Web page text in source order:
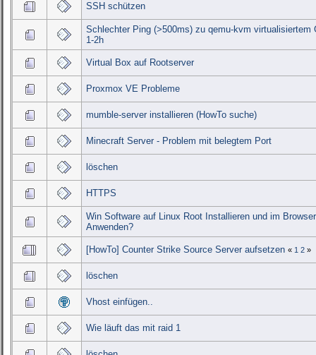
SSH schützen
Schlechter Ping (>500ms) zu qemu-kvm virtualisiertem
1-2h
Virtual Box auf Rootserver
Proxmox VE Probleme
mumble-server installieren (HowTo suche)
Minecraft Server - Problem mit belegtem Port
löschen
HTTPS
Win Software auf Linux Root Installieren und im Browser
Anwenden?
[HowTo] Counter Strike Source Server aufsetzen « 1 2 »
löschen
Vhost einfügen..
Wie läuft das mit raid 1